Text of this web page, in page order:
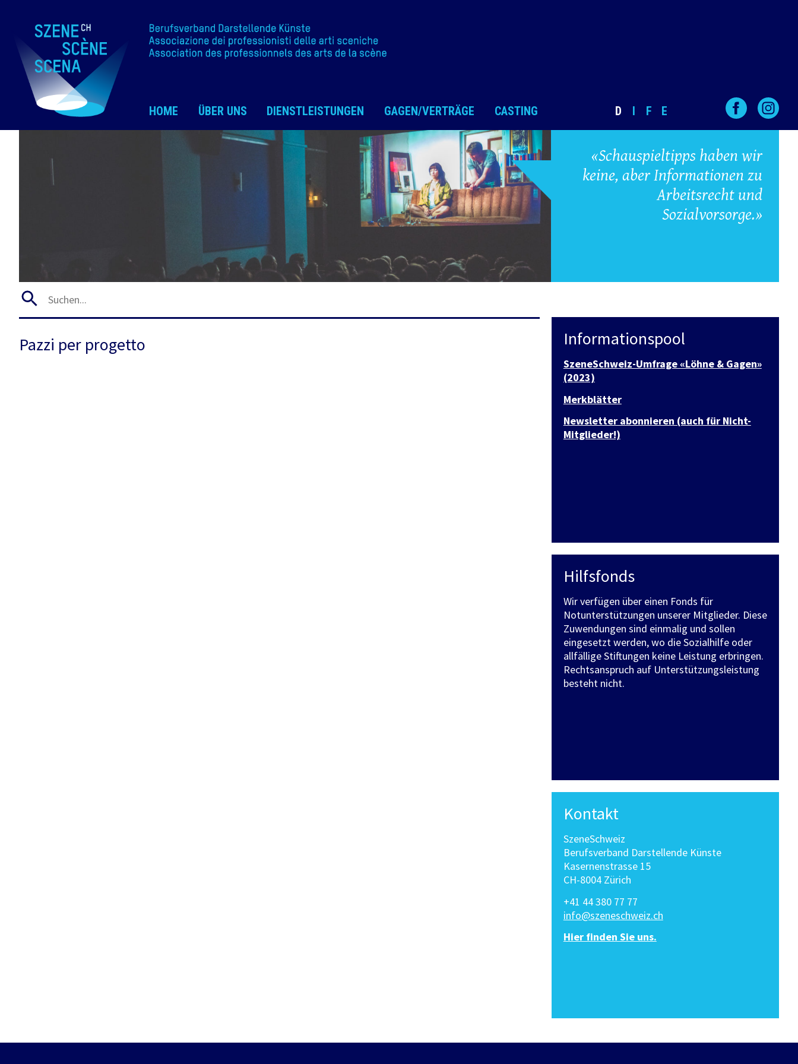
HOME ÜBER UNS DIENSTLEISTUNGEN GAGEN/VERTRÄGE CASTING D I F E
«Schauspieltipps haben wir
keine, aber Informationen zu
Arbeitsrecht und
Sozialvorsorge.»
Pazzi per progetto Informationspool
SzeneSchweiz-Umfrage «Löhne & Gagen»
(2023)
Merkblätter
Newsletter abonnieren (auch für Nicht-
Mitglieder!)
Hilfsfonds
Wir verfügen über einen Fonds für
Notunterstützungen unserer Mitglieder. Diese
Zuwendungen sind einmalig und sollen
eingesetzt werden, wo die Sozialhilfe oder
allfällige Stiftungen keine Leistung erbringen.
Rechtsanspruch auf Unterstützungsleistung
besteht nicht.
Kontakt
SzeneSchweiz
Berufsverband Darstellende Künste
Kasernenstrasse 15
CH-8004 Zürich
+41 44 380 77 77
info@szeneschweiz.ch
Hier finden Sie uns.